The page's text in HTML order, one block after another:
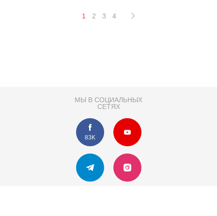
1 2 3 4
МЫ В СОЦИАЛЬНЫХ
СЕТЯХ
83K